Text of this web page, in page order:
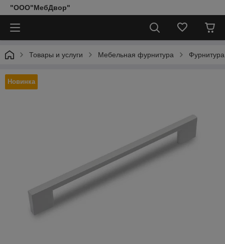
"ООО"МебДвор"
Товары и услуги Мебельная фурнитура
Новинка